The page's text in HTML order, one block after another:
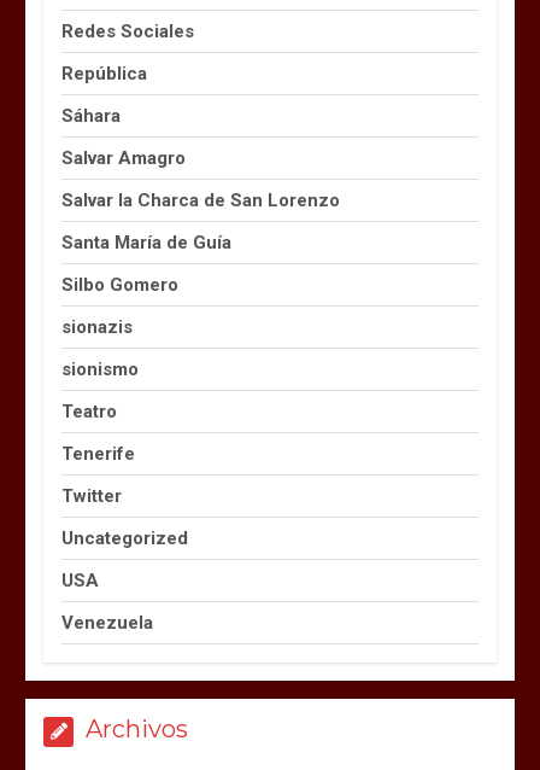
Redes Sociales
República
Sáhara
Salvar Amagro
Salvar la Charca de San Lorenzo
Santa María de Guía
Silbo Gomero
sionazis
sionismo
Teatro
Tenerife
Twitter
Uncategorized
USA
Venezuela
Archivos